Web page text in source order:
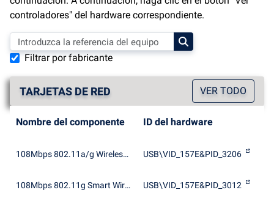
controladores" del hardware correspondiente.
Filtrar por fabricante
TARJETAS DE RED VER TODO
Nombre del componente ID del hardware
108Mbps 802.11a/g Wireless LAN USB\VID_157E&PID_3206
108Mbps 802.11g Smart Wireless USB2.0 Adapter USB\VID_157E&PID_3012